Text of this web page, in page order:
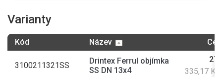
Varianty
Kód Název
3100211321SS
Drintex Ferrul objímka
SS DN 13x4
335,17 Kč